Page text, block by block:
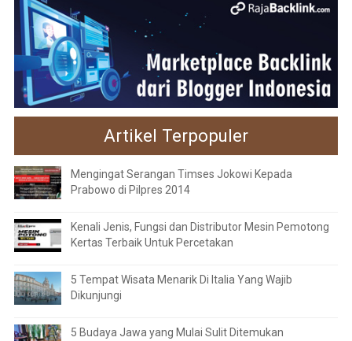
Artikel Terpopuler
Mengingat Serangan Timses Jokowi Kepada
Prabowo di Pilpres 2014
Kenali Jenis, Fungsi dan Distributor Mesin Pemotong
Kertas Terbaik Untuk Percetakan
5 Tempat Wisata Menarik Di Italia Yang Wajib
Dikunjungi
5 Budaya Jawa yang Mulai Sulit Ditemukan